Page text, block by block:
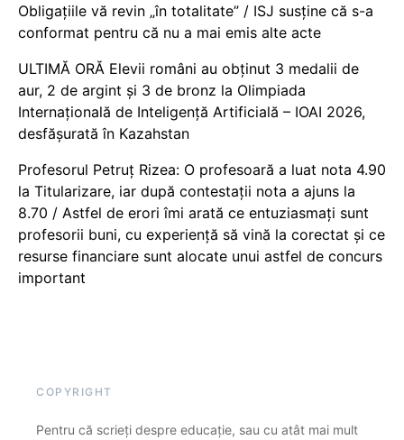
Obligațiile vă revin „în totalitate” / ISJ susține că s-a
conformat pentru că nu a mai emis alte acte
ULTIMĂ ORĂ Elevii români au obținut 3 medalii de
aur, 2 de argint și 3 de bronz la Olimpiada
Internațională de Inteligență Artificială – IOAI 2026,
desfășurată în Kazahstan
Profesorul Petruț Rizea: O profesoară a luat nota 4.90
la Titularizare, iar după contestații nota a ajuns la
8.70 / Astfel de erori îmi arată ce entuziasmați sunt
profesorii buni, cu experiență să vină la corectat și ce
resurse financiare sunt alocate unui astfel de concurs
important
COPYRIGHT
Pentru că scrieți despre educație, sau cu atât mai mult